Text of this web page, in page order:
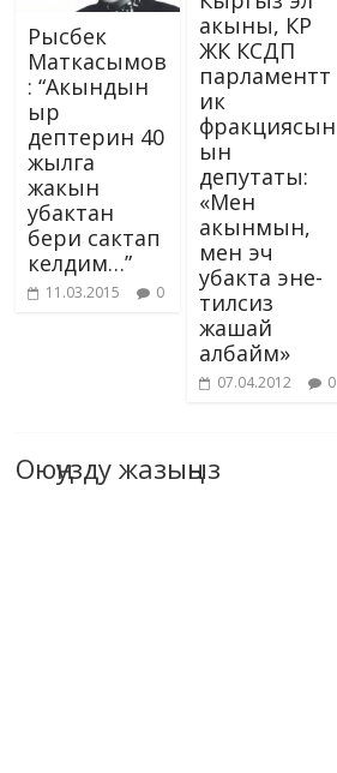
Рысбек
Маткасымов
: “Акындын
ыр
дептерин 40
жылга
жакын
убактан
бери сактап
келдим…”
11.03.2015 0
акыны, КР
ЖК КСДП
парламентт
ик
фракциясын
ын
депутаты:
«Мен
акынмын,
мен эч
убакта эне-
тилсиз
жашай
албайм»
07.04.2012 0
Оюңузду жазыңыз